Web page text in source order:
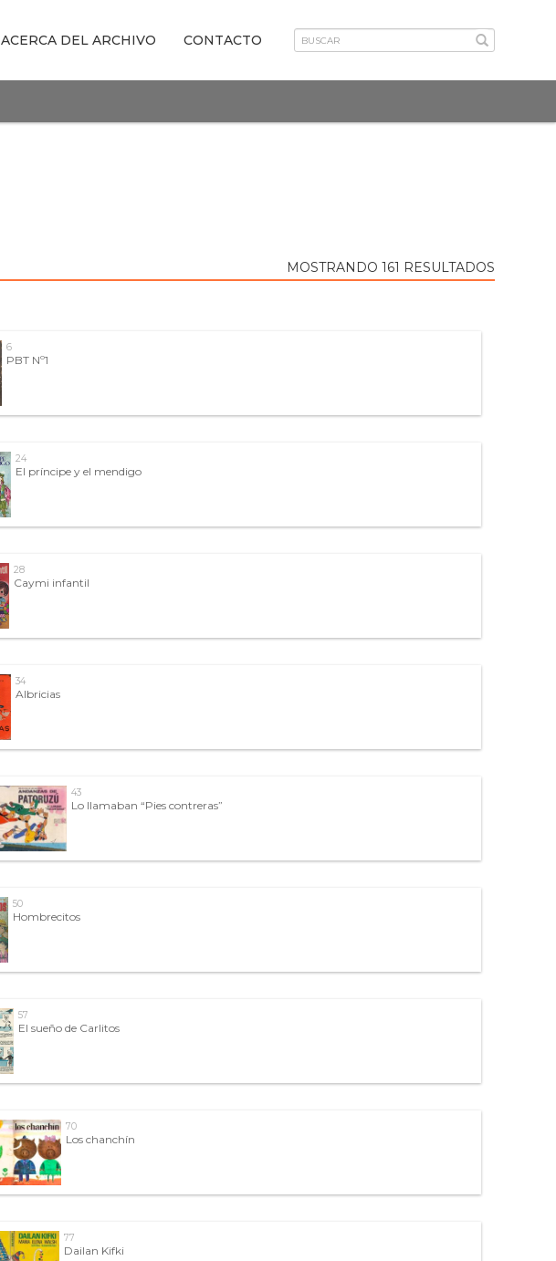
ACERCA DEL ARCHIVO CONTACTO
MOSTRANDO 161 RESULTADOS
6
PBT Nº1
24
El príncipe y el mendigo
28
Caymi infantil
34
Albricias
43
Lo llamaban “Pies contreras”
50
Hombrecitos
57
El sueño de Carlitos
70
Los chanchín
77
Dailan Kifki